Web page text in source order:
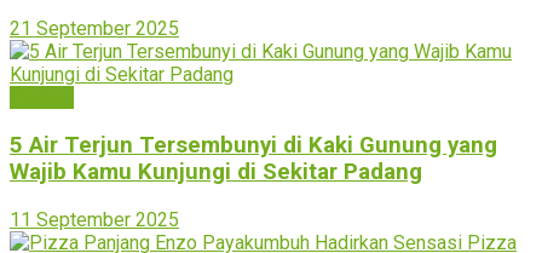
21 September 2025
5 Air Terjun Tersembunyi di Kaki Gunung yang
Wajib Kamu Kunjungi di Sekitar Padang
11 September 2025